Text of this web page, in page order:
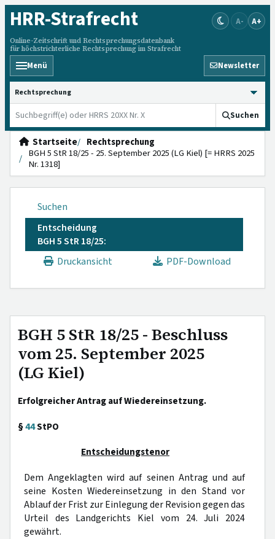
HRR-Strafrecht
Online-Zeitschrift und Rechtsprechungsdatenbank
für höchstrichterliche Rechtsprechung im Strafrecht
A- A+
Menü Newsletter
HRRS durchsuchen
Suchen
Startseite
Rechtsprechung
BGH 5 StR 18/25 - 25. September 2025 (LG Kiel) [= HRRS 2025
Nr. 1318]
Suchen
Entscheidung
BGH 5 StR 18/25:
Druckansicht
PDF-Download
BGH 5 StR 18/25 - Beschluss
vom 25. September 2025
(LG Kiel)
Erfolgreicher Antrag auf Wiedereinsetzung.
§44StPO
Entscheidungstenor
Dem Angeklagten wird auf seinen Antrag und auf
seine Kosten Wiedereinsetzung in den Stand vor
Ablauf der Frist zur Einlegung der Revision gegen das
Urteil des Landgerichts Kiel vom 24. Juli 2024
gewährt.